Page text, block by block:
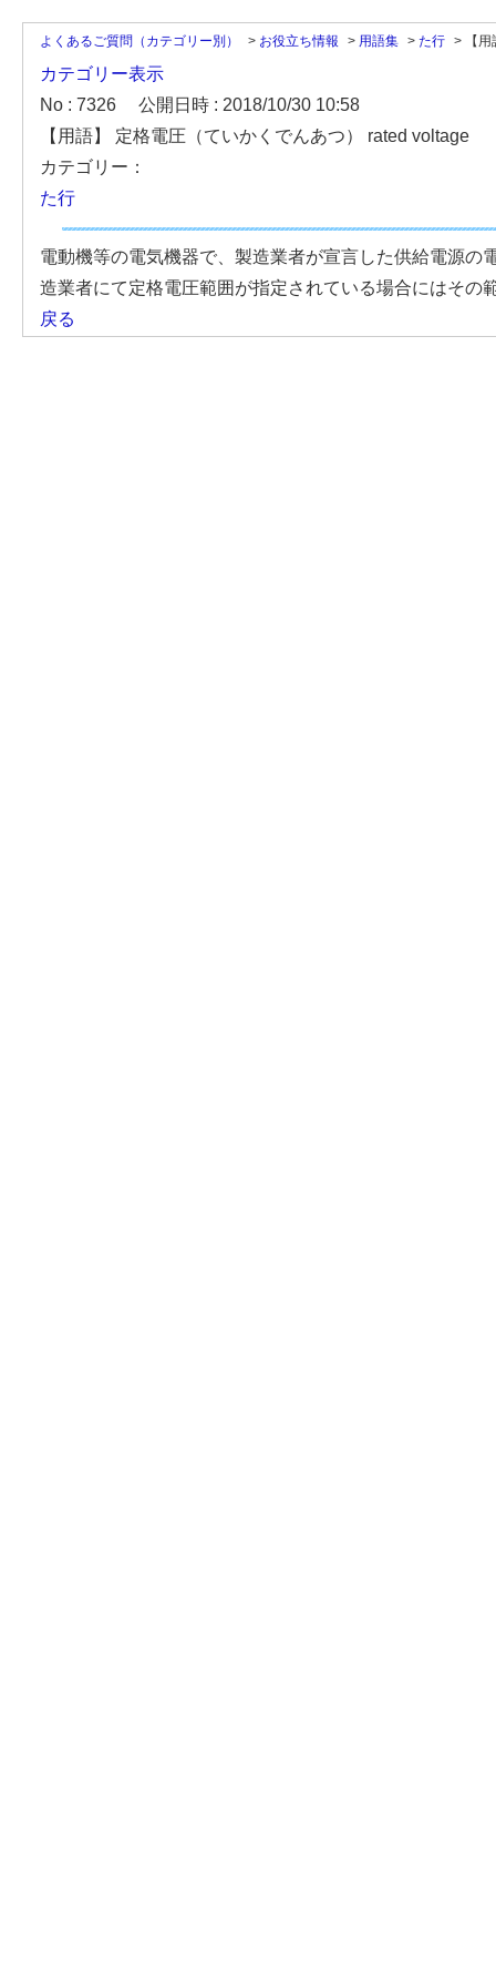
よくあるご質問（カテゴリー別） > お役立ち情報 > 用語集 > た行 > 【
カテゴリー表示
No : 7326
公開日時 : 2018/10/30 10:58
【用語】 定格電圧（ていかくでんあつ） rated voltage
カテゴリー：
た行
電動機等の電気機器で、製造業者が宣言した供給電源
造業者にて定格電圧範囲が指定されている場合にはその
戻る